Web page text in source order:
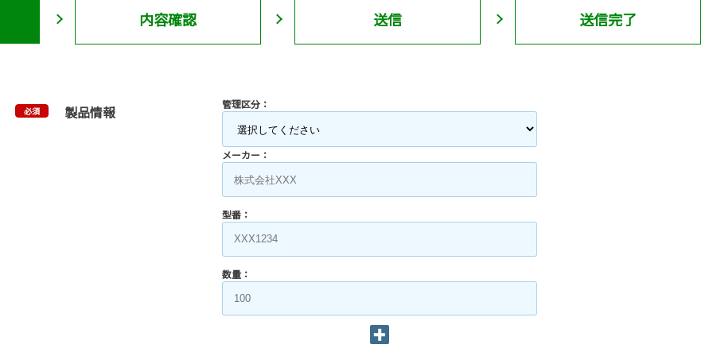
内容確認 送信 送信完了
必須 製品情報 管理区分：
メーカー：
型番：
数量：